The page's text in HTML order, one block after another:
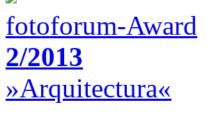
fotoforum-Award
2/2013
»Arquitectura«